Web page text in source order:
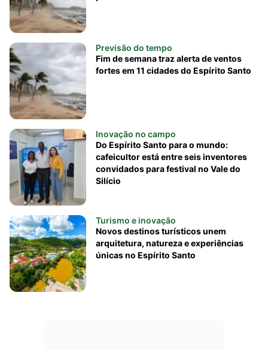
Previsão do tempo
Fim de semana traz alerta de ventos
fortes em 11 cidades do Espírito Santo
Inovação no campo
Do Espírito Santo para o mundo:
cafeicultor está entre seis inventores
convidados para festival no Vale do
Silício
Turismo e inovação
Novos destinos turísticos unem
arquitetura, natureza e experiências
únicas no Espírito Santo